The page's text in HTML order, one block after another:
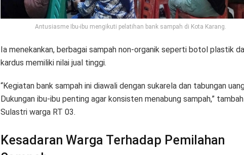
Antusiasme Ibu-ibu mengikuti pelatihan bank sampah di Kota Karang.
Ia menekankan, berbagai sampah non-organik seperti botol plastik
kardus memiliki nilai jual tinggi.
“Kegiatan bank sampah ini diawali dengan sukarela dan tabungan
Dukungan ibu-ibu penting agar konsisten menabung sampah,” tambah
Sulastri warga RT 03.
Kesadaran Warga Terhadap Pemilahan